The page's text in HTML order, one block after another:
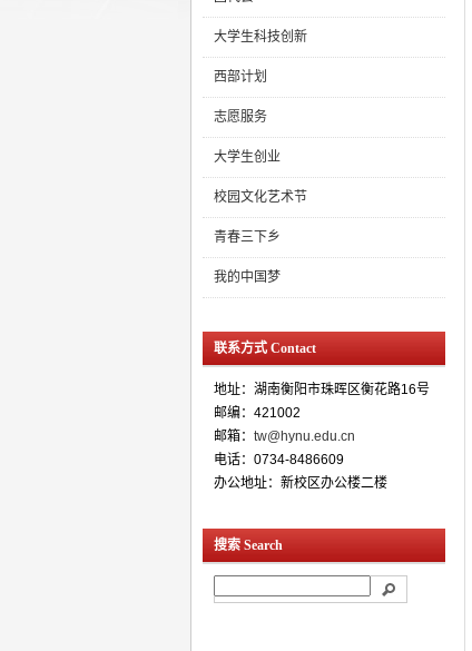
大学生科技创新
西部计划
志愿服务
大学生创业
校园文化艺术节
青春三下乡
我的中国梦
联系方式 Contact
地址：湖南衡阳市珠晖区衡花路16号
邮编：421002
邮箱： tw@hynu.edu.cn
电话：0734-8486609
办公地址：新校区办公楼二楼
搜索 Search